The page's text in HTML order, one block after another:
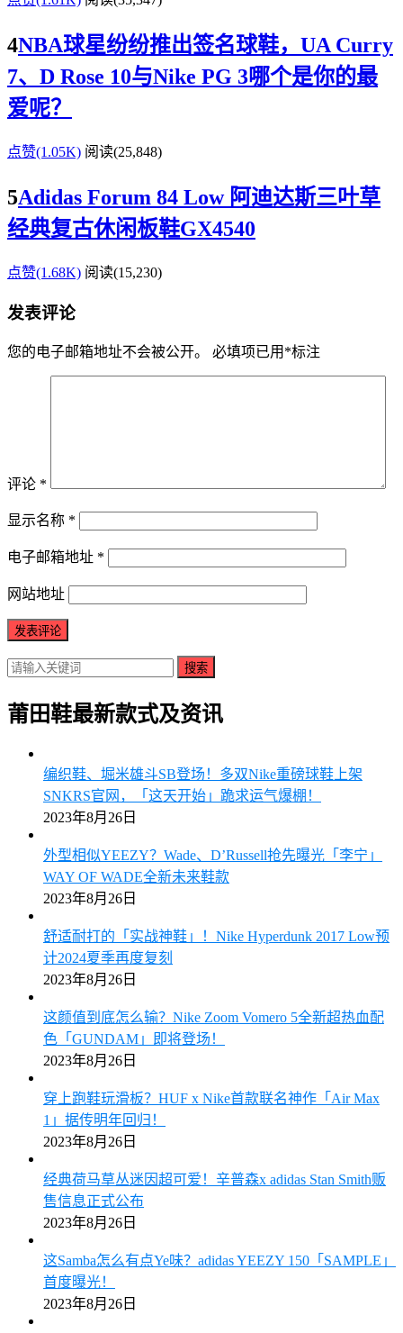
4NBA球星纷纷推出签名球鞋，UA Curry
7、D Rose 10与Nike PG 3哪个是你的最
爱呢？
点赞(1.05K) 阅读(25,848)
5Adidas Forum 84 Low 阿迪达斯三叶草
经典复古休闲板鞋GX4540
点赞(1.68K) 阅读(15,230)
发表评论
您的电子邮箱地址不会被公开。 必填项已用 *标注
评论 *
显示名称 *
电子邮箱地址 *
网站地址
搜索
莆田鞋最新款式及资讯
编织鞋、堀米雄斗SB登场！多双Nike重磅球鞋上架
SNKRS官网，「这天开始」跪求运气爆棚！
2023年8月26日
外型相似YEEZY？Wade、D’Russell抢先曝光「李宁」
WAY OF WADE全新未来鞋款
2023年8月26日
舒适耐打的「实战神鞋」！Nike Hyperdunk 2017 Low预
计2024夏季再度复刻
2023年8月26日
这颜值到底怎么输？Nike Zoom Vomero 5全新超热血配
色「GUNDAM」即将登场！
2023年8月26日
穿上跑鞋玩滑板？HUF x Nike首款联名神作「Air Max
1」据传明年回归！
2023年8月26日
经典荷马草丛迷因超可爱！辛普森x adidas Stan Smith贩
售信息正式公布
2023年8月26日
这Samba怎么有点Ye味？adidas YEEZY 150「SAMPLE」
首度曝光！
2023年8月26日